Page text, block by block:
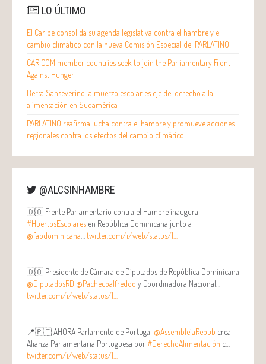
LO ÚLTIMO
El Caribe consolida su agenda legislativa contra el hambre y el
cambio climático con la nueva Comisión Especial del PARLATINO
CARICOM member countries seek to join the Parliamentary Front
Against Hunger
Berta Sanseverino: almuerzo escolar es eje del derecho a la
alimentación en Sudamérica
PARLATINO reafirma lucha contra el hambre y promueve acciones
regionales contra los efectos del cambio climático
@ALCSINHAMBRE
🇩🇴 Frente Parlamentario contra el Hambre inaugura
#HuertosEscolares en República Dominicana junto a
@faodominicana
twitter.com/i/web/status/1…
🇩🇴 Presidente de Cámara de Diputados de República Dominicana
@DiputadosRD @Pachecoalfredoo y Coordinadora Nacional…
twitter.com/i/web/status/1…
📍🇵🇹 AHORA Parlamento de Portugal @AssembleiaRepub crea
Alianza Parlamentaria Portuguesa por#DerechoAlimentación c…
twitter.com/i/web/status/1…